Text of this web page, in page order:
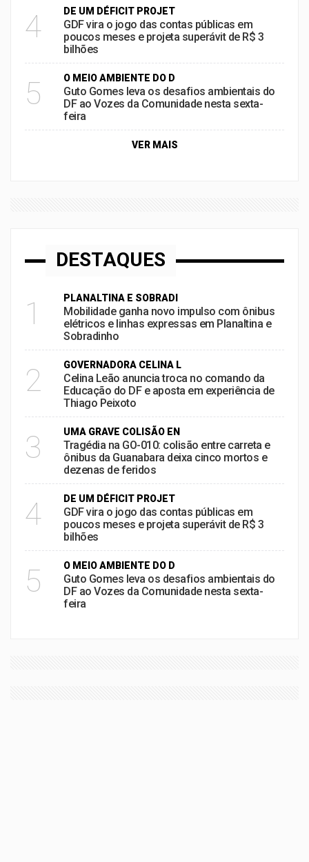
4 DE UM DÉFICIT PROJET
GDF vira o jogo das contas públicas em
poucos meses e projeta superávit de R$ 3
bilhões
5 O MEIO AMBIENTE DO D
Guto Gomes leva os desafios ambientais do
DF ao Vozes da Comunidade nesta sexta-
feira
VER MAIS
DESTAQUES
1 PLANALTINA E SOBRADI
Mobilidade ganha novo impulso com ônibus
elétricos e linhas expressas em Planaltina e
Sobradinho
2 GOVERNADORA CELINA L
Celina Leão anuncia troca no comando da
Educação do DF e aposta em experiência de
Thiago Peixoto
3 UMA GRAVE COLISÃO EN
Tragédia na GO-010: colisão entre carreta e
ônibus da Guanabara deixa cinco mortos e
dezenas de feridos
4 DE UM DÉFICIT PROJET
GDF vira o jogo das contas públicas em
poucos meses e projeta superávit de R$ 3
bilhões
5 O MEIO AMBIENTE DO D
Guto Gomes leva os desafios ambientais do
DF ao Vozes da Comunidade nesta sexta-
feira